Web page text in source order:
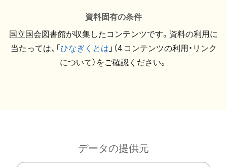
資料固有の条件
国立国会図書館が収集したコンテンツです。資料の利用に
当たっては、「ひなぎくとは 」（4.コンテンツの利用・リンク
について）をご確認ください。
データの提供元